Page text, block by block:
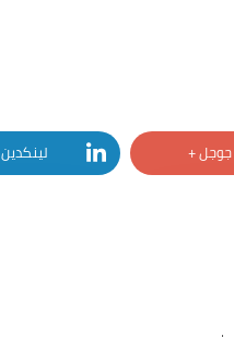
جوجل + لينكدين